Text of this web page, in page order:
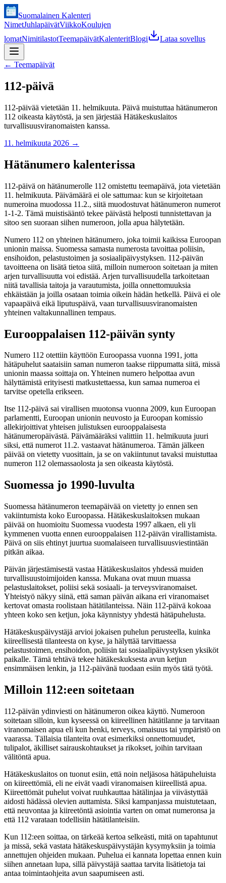
Suomalainen Kalenteri
NimetJuhlapäivätViikkoKoulujen
lomatNimitilastotTeemapäivätKalenteritBlogi Lataa sovellus
← Teemapäivät
112-päivä
112-päivää vietetään 11. helmikuuta. Päivä muistuttaa hätänumeron
112 oikeasta käytöstä, ja sen järjestää Hätäkeskuslaitos
turvallisuusviranomaisten kanssa.
11. helmikuuta 2026 →
Hätänumero kalenterissa
112-päivä on hätänumerolle 112 omistettu teemapäivä, jota vietetään
11. helmikuuta. Päivämäärä ei ole sattumaa: kun se kirjoitetaan
numeroina muodossa 11.2., siitä muodostuvat hätänumeron numerot
1-1-2. Tämä muistisääntö tekee päivästä helposti tunnistettavan ja
sitoo sen suoraan siihen numeroon, jolla apua hälytetään.
Numero 112 on yhteinen hätänumero, joka toimii kaikissa Euroopan
unionin maissa. Suomessa samasta numerosta tavoittaa poliisin,
ensihoidon, pelastustoimen ja sosiaalipäivystyksen. 112-päivän
tavoitteena on lisätä tietoa siitä, milloin numeroon soitetaan ja miten
arjen turvallisuutta voi edistää. Arjen turvallisuudella tarkoitetaan
niitä tavallisia taitoja ja varautumista, joilla onnettomuuksia
ehkäistään ja joilla osataan toimia oikein hädän hetkellä. Päivä ei ole
vapaapäivä eikä liputuspäivä, vaan turvallisuusviranomaisten
yhteinen valtakunnallinen tempaus.
Eurooppalaisen 112-päivän synty
Numero 112 otettiin käyttöön Euroopassa vuonna 1991, jotta
hätäpuhelut saataisiin saman numeron taakse riippumatta siitä, missä
unionin maassa soittaja on. Yhteinen numero helpottaa avun
hälyttämistä erityisesti matkustettaessa, kun samaa numeroa ei
tarvitse opetella erikseen.
Itse 112-päivä sai virallisen muotonsa vuonna 2009, kun Euroopan
parlamentti, Euroopan unionin neuvosto ja Euroopan komissio
allekirjoittivat yhteisen julistuksen eurooppalaisesta
hätänumeropäivästä. Päivämääräksi valittiin 11. helmikuuta juuri
siksi, että numerot 11.2. vastaavat hätänumeroa. Tämän jälkeen
päivää on vietetty vuosittain, ja se on vakiintunut tavaksi muistuttaa
numeron 112 olemassaolosta ja sen oikeasta käytöstä.
Suomessa jo 1990-luvulta
Suomessa hätänumeron teemapäivää on vietetty jo ennen sen
vakiintumista koko Euroopassa. Hätäkeskuslaitoksen mukaan
päivää on huomioitu Suomessa vuodesta 1997 alkaen, eli yli
kymmenen vuotta ennen eurooppalaisen 112-päivän virallistamista.
Päivä on siis ehtinyt juurtua suomalaiseen turvallisuusviestintään
pitkän aikaa.
Päivän järjestämisestä vastaa Hätäkeskuslaitos yhdessä muiden
turvallisuustoimijoiden kanssa. Mukana ovat muun muassa
pelastuslaitokset, poliisi sekä sosiaali- ja terveysviranomaiset.
Yhteistyö näkyy siinä, että saman päivän aikana eri viranomaiset
kertovat omasta roolistaan hätätilanteissa. Näin 112-päivä kokoaa
yhteen koko sen ketjun, joka käynnistyy yhdestä hätäpuhelusta.
Hätäkeskuspäivystäjä arvioi jokaisen puhelun perusteella, kuinka
kiireellisestä tilanteesta on kyse, ja hälyttää tarvittaessa
pelastustoimen, ensihoidon, poliisin tai sosiaalipäivystyksen yksiköt
paikalle. Tämä tehtävä tekee hätäkeskuksesta avun ketjun
ensimmäisen lenkin, ja 112-päivänä tuodaan esiin myös tätä työtä.
Milloin 112:een soitetaan
112-päivän ydinviesti on hätänumeron oikea käyttö. Numeroon
soitetaan silloin, kun kyseessä on kiireellinen hätätilanne ja tarvitaan
viranomaisen apua eli kun henki, terveys, omaisuus tai ympäristö on
vaarassa. Tällaisia tilanteita ovat esimerkiksi onnettomuudet,
tulipalot, äkilliset sairauskohtaukset ja rikokset, joihin tarvitaan
välitöntä apua.
Hätäkeskuslaitos on tuonut esiin, että noin neljäsosa hätäpuheluista
on kiireettömiä, eli ne eivät vaadi viranomaisen kiireellistä apua.
Kiireettömät puhelut voivat ruuhkauttaa hätälinjaa ja viivästyttää
aidosti hädässä olevien auttamista. Siksi kampanjassa muistutetaan,
että neuvontaa ja kiireetöntä asiointia varten on omat numeronsa ja
että 112 varataan todellisiin hätätilanteisiin.
Kun 112:een soittaa, on tärkeää kertoa selkeästi, mitä on tapahtunut
ja missä, sekä vastata hätäkeskuspäivystäjän kysymyksiin ja toimia
annettujen ohjeiden mukaan. Puhelua ei kannata lopettaa ennen kuin
siihen annetaan lupa, sillä päivystäjä saattaa tarvita lisätietoja tai
antaa toimintaohjeita avun saapumiseen asti.